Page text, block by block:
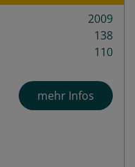
2009
138
110
mehr Infos